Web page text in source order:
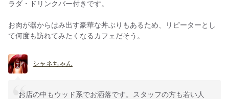
ラダ・ドリンクバー付きです。
お肉が器からはみ出す豪華な丼ぶりもあるため、リピーターとし
て何度も訪れてみたくなるカフェだそう。
シャネちゃん
お店の中もウッド系でお洒落です。スタッフの方も若い人